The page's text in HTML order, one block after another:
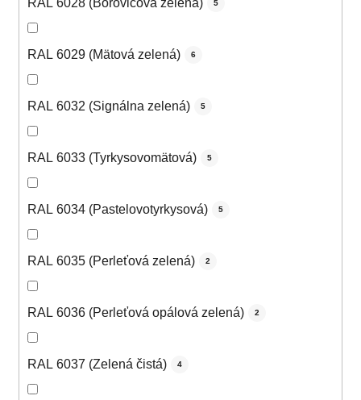
RAL 6028 (Borovicová zelená) 5
RAL 6029 (Mätová zelená) 6
RAL 6032 (Signálna zelená) 5
RAL 6033 (Tyrkysovomätová) 5
RAL 6034 (Pastelovotyrkysová) 5
RAL 6035 (Perleťová zelená) 2
RAL 6036 (Perleťová opálová zelená) 2
RAL 6037 (Zelená čistá) 4